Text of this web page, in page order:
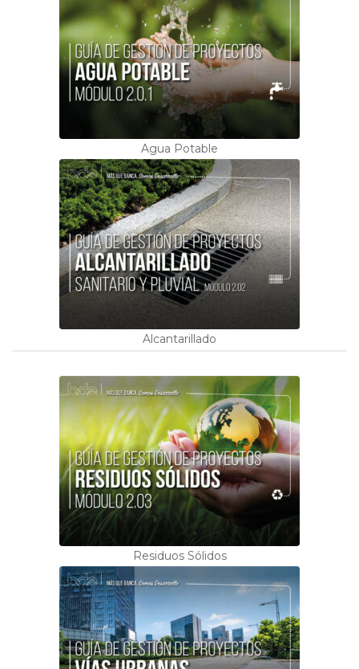
Agua Potable
Alcantarillado
Residuos Sólidos